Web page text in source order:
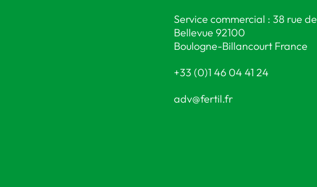
Service commercial : 38 rue de
Bellevue 92100
Boulogne-Billancourt France
+33 (0)1 46 04 41 24
adv@fertil.fr